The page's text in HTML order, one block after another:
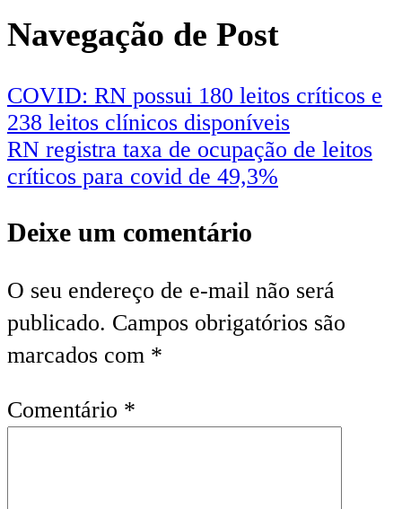
Navegação de Post
COVID: RN possui 180 leitos críticos e
238 leitos clínicos disponíveis
RN registra taxa de ocupação de leitos
críticos para covid de 49,3%
Deixe um comentário
O seu endereço de e-mail não será
publicado. Campos obrigatórios são
marcados com *
Comentário *